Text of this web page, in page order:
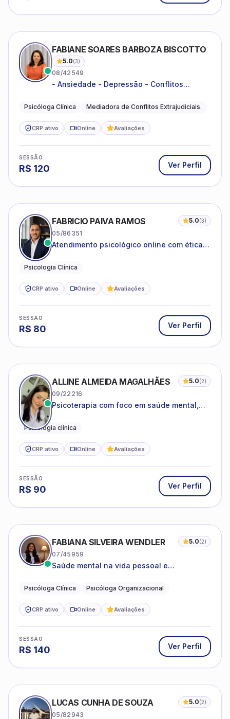
FABIANE SOARES BARBOZA BISCOTTO
5.0(3)
08/42549
- Ansiedade - Depressão - Conflitos
relacionamentos - Autoestima -
Psicóloga Clínica Mediadora de Conflitos Extrajudiciais.
CRP ativo Online Avaliações
SESSÃO
R$ 120 Ver Perfil
FABRICIO PAIVA RAMOS 5.0(3)
05/86351
Atendimento psicológico online com ética,
Psicologia Clínica
CRP ativo Online Avaliações
SESSÃO
R$ 80 Ver Perfil
ALLINE ALMEIDA MAGALHÃES 5.0(2)
09/22216
Psicoterapia com foco em saúde mental,
adolescentes e adultos.
Psicologia clínica
CRP ativo Online Avaliações
SESSÃO
R$ 90 Ver Perfil
FABIANA SILVEIRA WENDLER 5.0(2)
07/45959
Saúde mental na vida pessoal e
Psicóloga Clínica Psicóloga Organizacional
CRP ativo Online Avaliações
SESSÃO
R$ 140 Ver Perfil
LUCAS CUNHA DE SOUZA 5.0(2)
05/82943